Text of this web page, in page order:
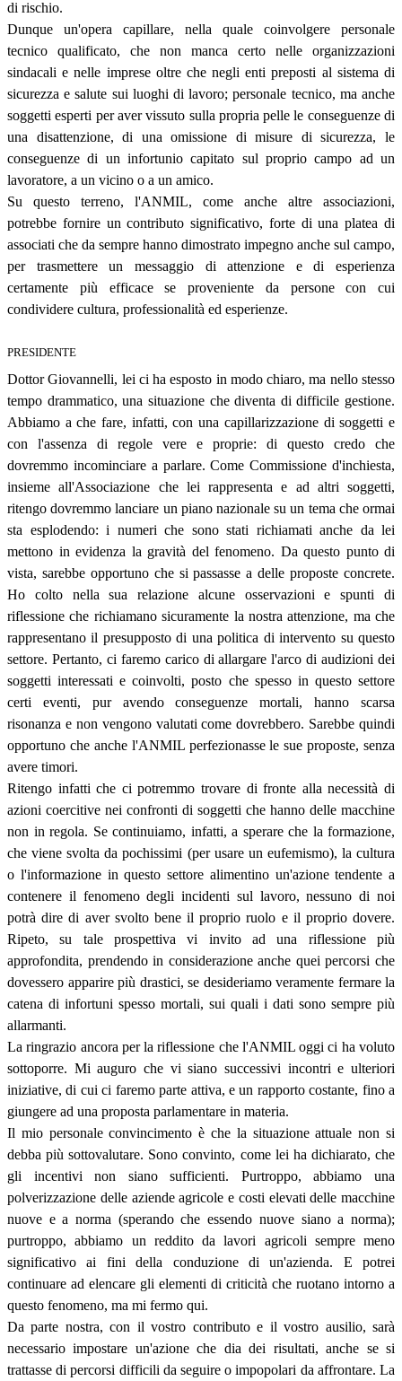
di rischio.
Dunque un'opera capillare, nella quale coinvolgere personale
tecnico qualificato, che non manca certo nelle organizzazioni
sindacali e nelle imprese oltre che negli enti preposti al sistema di
sicurezza e salute sui luoghi di lavoro; personale tecnico, ma anche
soggetti esperti per aver vissuto sulla propria pelle le conseguenze di
una disattenzione, di una omissione di misure di sicurezza, le
conseguenze di un infortunio capitato sul proprio campo ad un
lavoratore, a un vicino o a un amico.
Su questo terreno, l'ANMIL, come anche altre associazioni,
potrebbe fornire un contributo significativo, forte di una platea di
associati che da sempre hanno dimostrato impegno anche sul campo,
per trasmettere un messaggio di attenzione e di esperienza
certamente più efficace se proveniente da persone con cui
condividere cultura, professionalità ed esperienze.
PRESIDENTE
Dottor Giovannelli, lei ci ha esposto in modo chiaro, ma nello stesso
tempo drammatico, una situazione che diventa di difficile gestione.
Abbiamo a che fare, infatti, con una capillarizzazione di soggetti e
con l'assenza di regole vere e proprie: di questo credo che
dovremmo incominciare a parlare. Come Commissione d'inchiesta,
insieme all'Associazione che lei rappresenta e ad altri soggetti,
ritengo dovremmo lanciare un piano nazionale su un tema che ormai
sta esplodendo: i numeri che sono stati richiamati anche da lei
mettono in evidenza la gravità del fenomeno. Da questo punto di
vista, sarebbe opportuno che si passasse a delle proposte concrete.
Ho colto nella sua relazione alcune osservazioni e spunti di
riflessione che richiamano sicuramente la nostra attenzione, ma che
rappresentano il presupposto di una politica di intervento su questo
settore. Pertanto, ci faremo carico di allargare l'arco di audizioni dei
soggetti interessati e coinvolti, posto che spesso in questo settore
certi eventi, pur avendo conseguenze mortali, hanno scarsa
risonanza e non vengono valutati come dovrebbero. Sarebbe quindi
opportuno che anche l'ANMIL perfezionasse le sue proposte, senza
avere timori.
Ritengo infatti che ci potremmo trovare di fronte alla necessità di
azioni coercitive nei confronti di soggetti che hanno delle macchine
non in regola. Se continuiamo, infatti, a sperare che la formazione,
che viene svolta da pochissimi (per usare un eufemismo), la cultura
o l'informazione in questo settore alimentino un'azione tendente a
contenere il fenomeno degli incidenti sul lavoro, nessuno di noi
potrà dire di aver svolto bene il proprio ruolo e il proprio dovere.
Ripeto, su tale prospettiva vi invito ad una riflessione più
approfondita, prendendo in considerazione anche quei percorsi che
dovessero apparire più drastici, se desideriamo veramente fermare la
catena di infortuni spesso mortali, sui quali i dati sono sempre più
allarmanti.
La ringrazio ancora per la riflessione che l'ANMIL oggi ci ha voluto
sottoporre. Mi auguro che vi siano successivi incontri e ulteriori
iniziative, di cui ci faremo parte attiva, e un rapporto costante, fino a
giungere ad una proposta parlamentare in materia.
Il mio personale convincimento è che la situazione attuale non si
debba più sottovalutare. Sono convinto, come lei ha dichiarato, che
gli incentivi non siano sufficienti. Purtroppo, abbiamo una
polverizzazione delle aziende agricole e costi elevati delle macchine
nuove e a norma (sperando che essendo nuove siano a norma);
purtroppo, abbiamo un reddito da lavori agricoli sempre meno
significativo ai fini della conduzione di un'azienda. E potrei
continuare ad elencare gli elementi di criticità che ruotano intorno a
questo fenomeno, ma mi fermo qui.
Da parte nostra, con il vostro contributo e il vostro ausilio, sarà
necessario impostare un'azione che dia dei risultati, anche se si
trattasse di percorsi difficili da seguire o impopolari da affrontare. La